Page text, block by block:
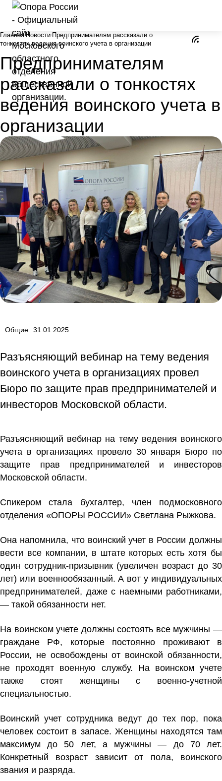
Главная Новости Предпринимателям рассказали о
тонкостях ведения воинского учета в организации
Предпринимателям
рассказали о тонкостях
ведения воинского учета в
организации
Общие 31.01.2025
Разъясняющий вебинар на тему ведения
воинского учета в организациях провел
Бюро по защите прав предпринимателей и
инвесторов Московской области.
Разъясняющий вебинар на тему ведения воинского
учета в организациях провело 30 января Бюро по
защите прав предпринимателей и инвесторов
Московской области.
Спикером стала бухгалтер, член подмосковного
отделения «ОПОРЫ РОССИИ» Светлана Рыжкова.
Она напомнила, что воинский учет в России должны
вести все компании, в штате которых есть хотя бы
один сотрудник-призывник (увеличен возраст до 30
лет) или военнообязанный. А вот у индивидуальных
предпринимателей, даже с наемными работниками,
— такой обязанности нет.
На воинском учете должны состоять все мужчины —
граждане РФ, которые постоянно проживают в
России, не освобождены от воинской обязанности,
не проходят военную службу. На воинском учете
также стоят женщины с военно-учетной
специальностью.
Воинский учет сотрудника ведут до тех пор, пока
человек состоит в запасе. Женщины находятся там
максимум до 50 лет, а мужчины — до 70 лет.
Конкретный возраст зависит от пола, воинского
звания и разряда.